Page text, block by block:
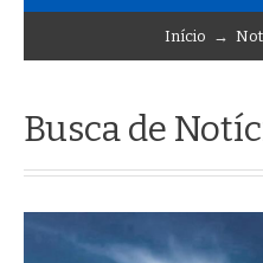
Início →
Busca de